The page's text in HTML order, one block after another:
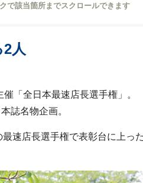
で該当箇所までスクロールできます
人
「全日本最速店長選手権」。
誌名物企画。
速店長選手権で表彰台に上っ